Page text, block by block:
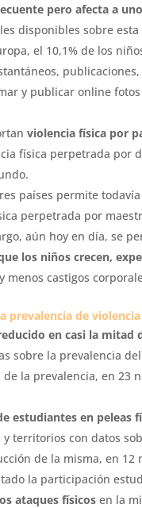
pero afecta a
disponibles sobre
el 10,1% de los
y publicar online
violencia física por
física perpetrada por
países permite
perpetrada por
aún hoy en día, se
los niños crecen,
menos castigos
prevalencia de
en casi la mitad
sobre la prevalencia
la prevalencia, en 23
estudiantes en peleas
y territorios con datos
de la misma, en 12
la participación
ataques físicos en la